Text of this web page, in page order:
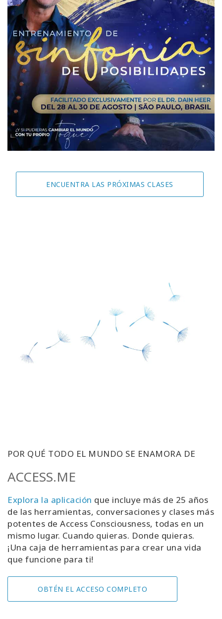
ENCUENTRA LAS PRÓXIMAS CLASES
POR QUÉ TODO EL MUNDO SE ENAMORA DE
ACCESS.ME
Explora la aplicación que incluye más de 25 años
de las herramientas, conversaciones y clases más
potentes de Access Consciousness, todas en un
mismo lugar. Cuando quieras. Donde quieras.
¡Una caja de herramientas para crear una vida
que funcione para ti!
OBTÉN EL ACCESO COMPLETO